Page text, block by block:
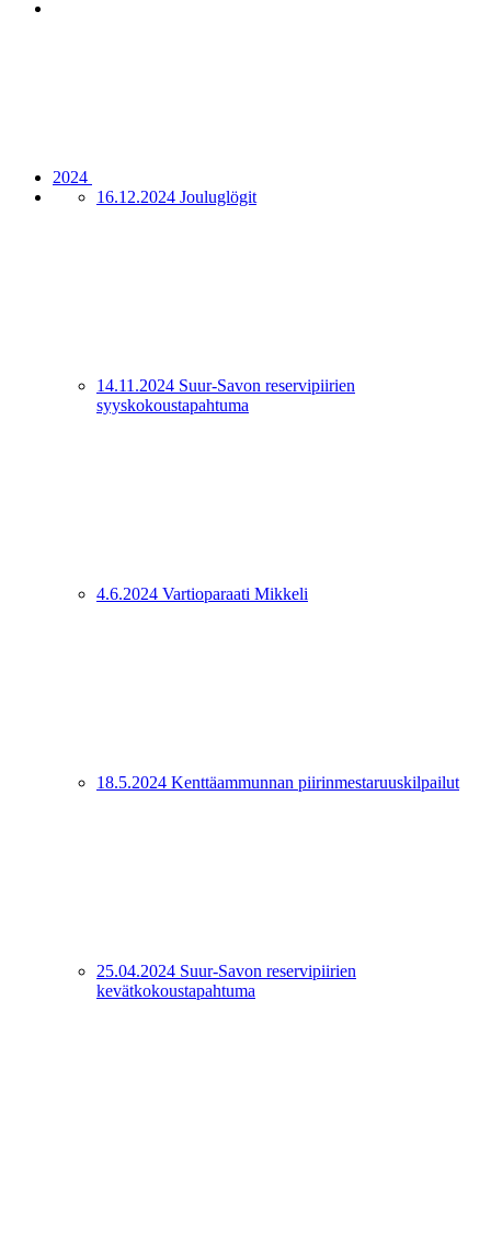
2024
16.12.2024 Jouluglögit
14.11.2024 Suur-Savon reservipiirien
syyskokoustapahtuma
4.6.2024 Vartioparaati Mikkeli
18.5.2024 Kenttäammunnan piirinmestaruuskilpailut
25.04.2024 Suur-Savon reservipiirien
kevätkokoustapahtuma